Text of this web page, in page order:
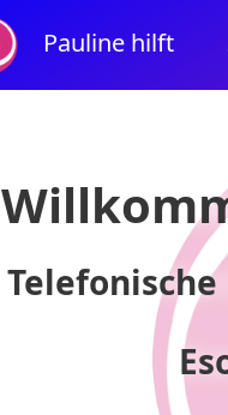
Pauline hilft